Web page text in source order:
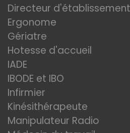
Directeur d'établissement
Ergonome
Gériatre
Hotesse d'accueil
IADE
IBODE et IBO
Infirmier
Kinésithérapeute
Manipulateur Radio